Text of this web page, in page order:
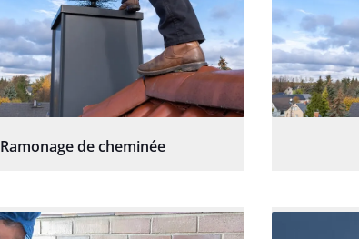
Ramonage de cheminée